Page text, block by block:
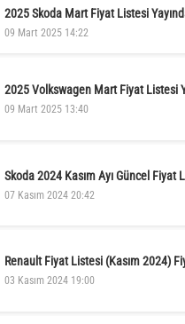
2025 Skoda Mart Fiyat Listesi
09 Mart 2025 14:22
2025 Volkswagen Mart Fiyat Listesi
09 Mart 2025 13:40
Skoda 2024 Kasım Ayı Güncel Fiyat
07 Kasım 2024 20:42
Renault Fiyat Listesi (Kasım 2024)
03 Kasım 2024 19:00